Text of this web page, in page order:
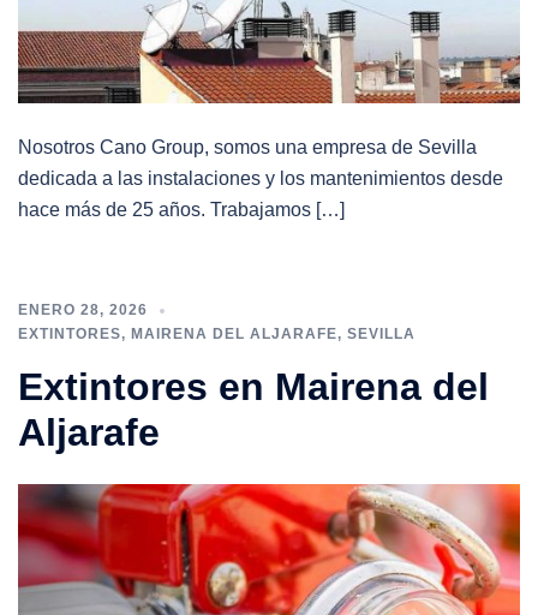
Nosotros Cano Group, somos una empresa de Sevilla
dedicada a las instalaciones y los mantenimientos desde
hace más de 25 años. Trabajamos […]
ENERO 28, 2026
EXTINTORES, MAIRENA DEL ALJARAFE, SEVILLA
Extintores en Mairena del
Aljarafe